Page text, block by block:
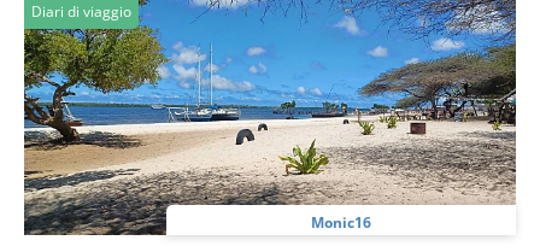
Diari di viaggio
Monic16